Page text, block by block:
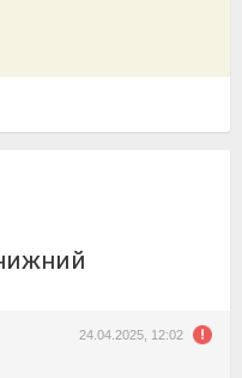
24.04.2025, 12:02